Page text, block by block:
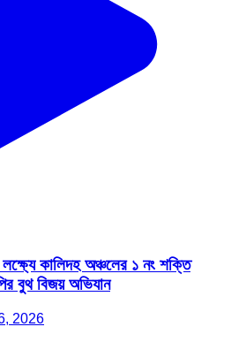
কালিদহ অঞ্চলের ১ নং শক্তি
বুথ বিজয় অভিযান
2026